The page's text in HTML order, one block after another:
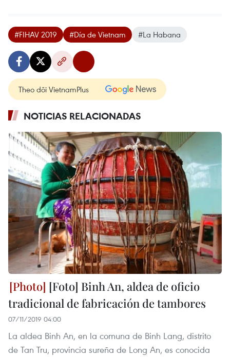
#FIHAV 2019 #Día de Vietnam #La Habana
Theo dõi VietnamPlus
NOTICIAS RELACIONADAS
[Foto] Binh An, aldea de oficio
tradicional de fabricación de tambores
07/11/2019 04:00
La aldea Binh An, en la comuna de Binh Lang, distrito
de Tan Tru, provincia sureña de Long An, es conocida